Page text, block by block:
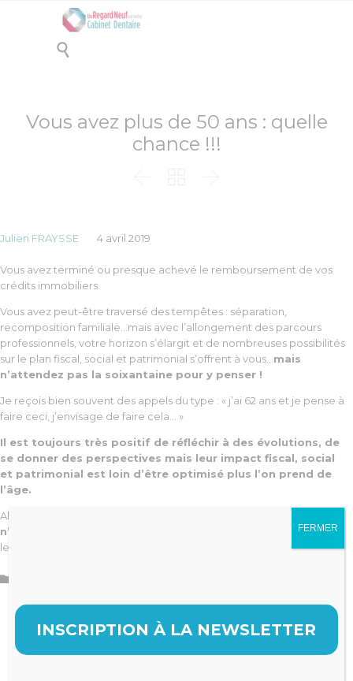

Vous avez plus de 50 ans : quelle
chance !!!
Julien FRAYSSE 4 avril 2019
Vous avez terminé ou presque achevé le remboursement de vos
crédits immobiliers.
Vous avez peut-être traversé des tempêtes : séparation,
recomposition familiale…mais avec l’allongement des parcours
professionnels, votre horizon s’élargit et de nombreuses possibilités
sur le plan fiscal, social et patrimonial s’offrent à vous… mais
n’attendez pas la soixantaine pour y penser !
Je reçois bien souvent des appels du type : « j’ai 62 ans et je pense à
faire ceci, j’envisage de faire cela… »
Il est toujours très positif de réfléchir à des évolutions, de
se donner des perspectives mais leur impact fiscal, social
et patrimonial est loin d’être optimisé plus l’on prend de
l’âge.
Alors s’il vous plaît,
n’attendez pas la dernière minute
car plus le temps passe, plus
les contraintes apparaissent.

INSCRIPTION À LA NEWSLETTER
FERMER